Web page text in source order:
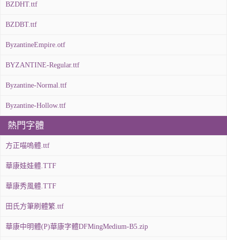
BZDHT.ttf
BZDBT.ttf
ByzantineEmpire.otf
BYZANTINE-Regular.ttf
Byzantine-Normal.ttf
Byzantine-Hollow.ttf
熱門字體
方正喵嗚體.ttf
華康娃娃體.TTF
華康秀風體.TTF
田氏方筆刷體繁.ttf
華康中明體(P)華康字體DFMingMedium-B5.zip